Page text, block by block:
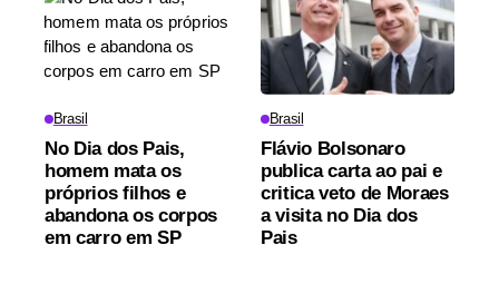
Brasil
No Dia dos Pais,
homem mata os
próprios filhos e
abandona os corpos
em carro em SP
Brasil
Flávio Bolsonaro
publica carta ao pai e
critica veto de Moraes
a visita no Dia dos
Pais